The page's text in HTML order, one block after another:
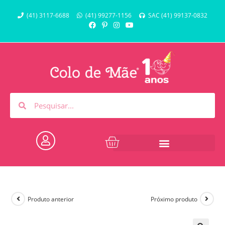
(41) 3117-6688 (41) 99277-1156 SAC (41) 99137-0832
Produto anterior Próximo produto